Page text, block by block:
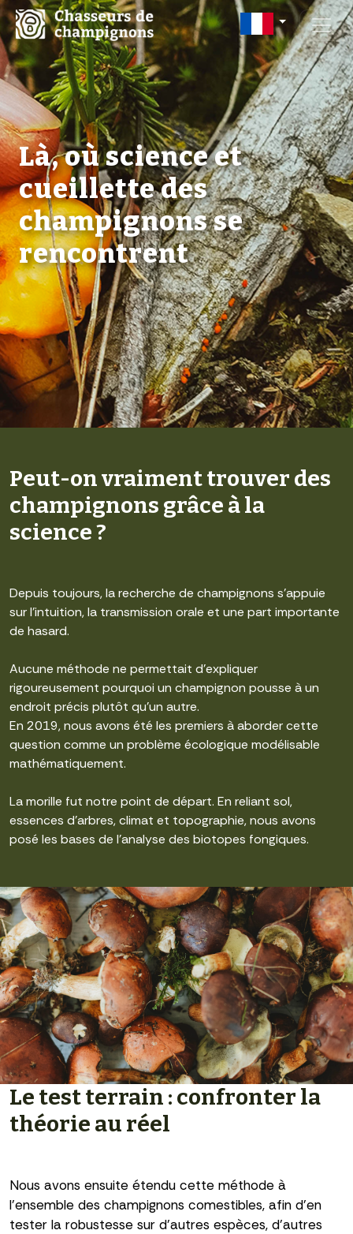
Là, où science et
cueillette des
champignons se
rencontrent
Peut-on vraiment trouver des
champignons grâce à la
science ?
Depuis toujours, la recherche de champignons s’appuie
sur l’intuition, la transmission orale et une part importante
de hasard.
Aucune méthode ne permettait d’expliquer
rigoureusement pourquoi un champignon pousse à un
endroit précis plutôt qu’un autre.
En 2019, nous avons été les premiers à aborder cette
question comme un problème écologique modélisable
mathématiquement.
La morille fut notre point de départ. En reliant sol,
essences d’arbres, climat et topographie, nous avons
posé les bases de l’analyse des biotopes fongiques.
Le test terrain : confronter la
théorie au réel
Nous avons ensuite étendu cette méthode à
l’ensemble des champignons comestibles, afin d’en
tester la robustesse sur d’autres espèces, d’autres